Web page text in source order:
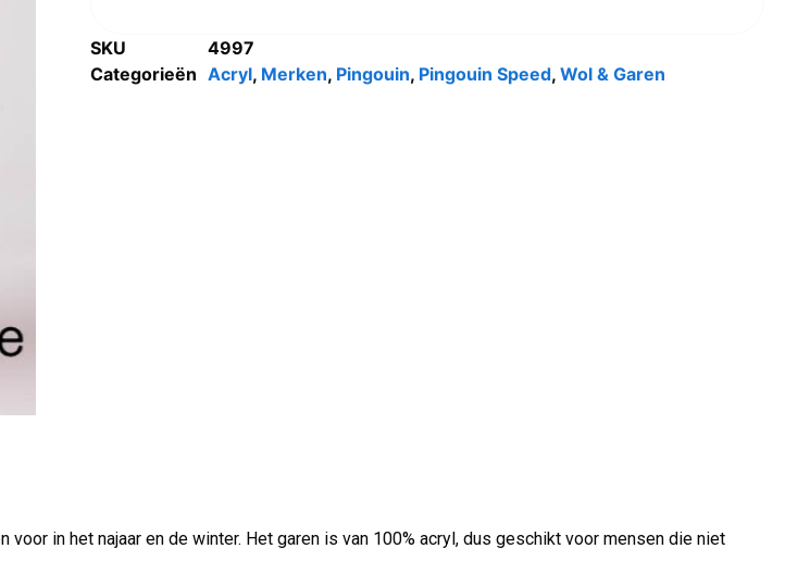
SKU
4997
Categorieën Acryl, Merken, Pingouin, Pingouin Speed, Wol & Garen
voor in het najaar en de winter. Het garen is van 100% acryl, dus geschikt voor mensen die niet